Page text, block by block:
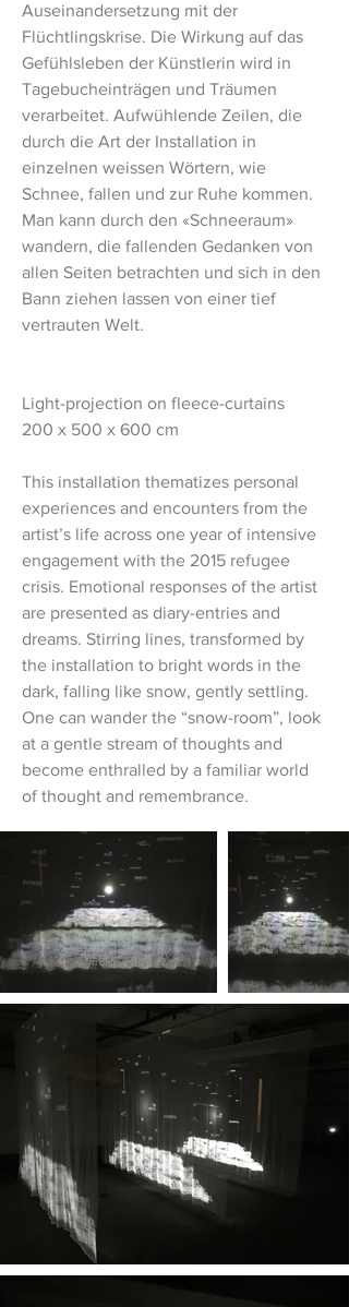
Auseinandersetzung mit der
Flüchtlingskrise. Die Wirkung auf das
Gefühlsleben der Künstlerin wird in
Tagebucheinträgen und Träumen
verarbeitet. Aufwühlende Zeilen, die
durch die Art der Installation in
einzelnen weissen Wörtern, wie
Schnee, fallen und zur Ruhe kommen.
Man kann durch den «Schneeraum»
wandern, die fallenden Gedanken von
allen Seiten betrachten und sich in den
Bann ziehen lassen von einer tief
vertrauten Welt.
Light-projection on fleece-curtains
200 x 500 x 600 cm
This installation thematizes personal
experiences and encounters from the
artist’s life across one year of intensive
engagement with the 2015 refugee
crisis. Emotional responses of the artist
are presented as diary-entries and
dreams. Stirring lines, transformed by
the installation to bright words in the
dark, falling like snow, gently settling.
One can wander the “snow-room”, look
at a gentle stream of thoughts and
become enthralled by a familiar world
of thought and remembrance.